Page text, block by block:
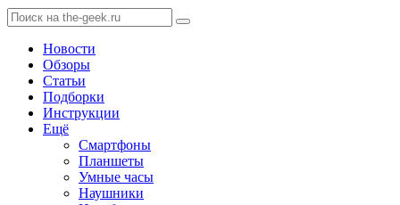
Новости
Обзоры
Статьи
Подборки
Инструкции
Ещё
Смартфоны
Планшеты
Умные часы
Наушники